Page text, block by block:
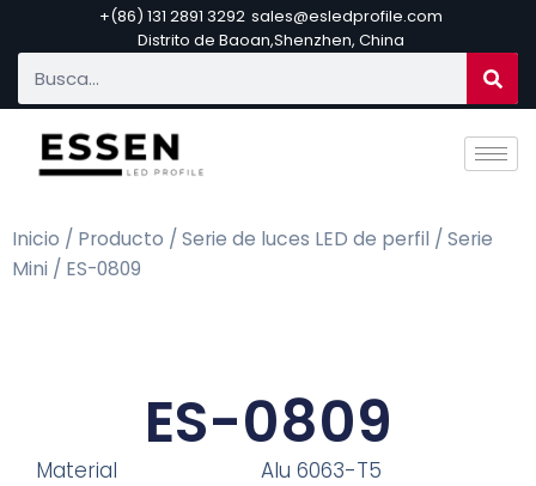
+(86) 131 2891 3292 sales@esledprofile.com
Distrito de Baoan,Shenzhen, China
Inicio / Producto / Serie de luces LED de perfil / Serie
Mini / ES-0809
ES-0809
Material
Alu 6063-T5